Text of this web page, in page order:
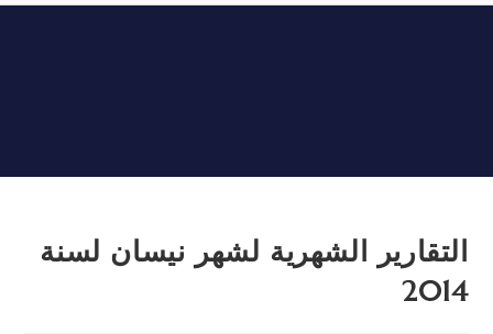
التقارير الشهرية لشهر نيسان لسنة
2014